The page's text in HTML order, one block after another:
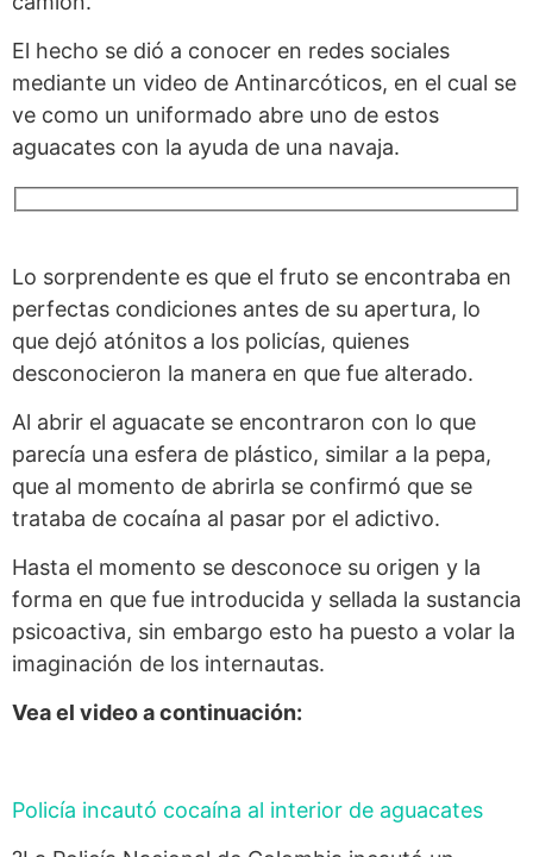
El hecho se dió a conocer en redes sociales
mediante un video de Antinarcóticos, en el cual se
ve como un uniformado abre uno de estos
aguacates con la ayuda de una navaja.
Lo sorprendente es que el fruto se encontraba en
perfectas condiciones antes de su apertura, lo
que dejó atónitos a los policías, quienes
desconocieron la manera en que fue alterado.
Al abrir el aguacate se encontraron con lo que
parecía una esfera de plástico, similar a la pepa,
que al momento de abrirla se confirmó que se
trataba de cocaína al pasar por el adictivo.
Hasta el momento se desconoce su origen y la
forma en que fue introducida y sellada la sustancia
psicoactiva, sin embargo esto ha puesto a volar la
imaginación de los internautas.
Vea el video a continuación:
Policía incautó cocaína al interior de aguacates